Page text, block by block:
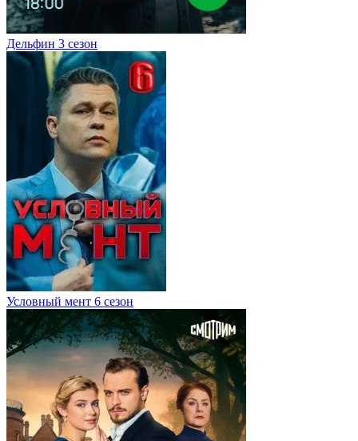
Дельфин 3 сезон
Условный мент 6 сезон